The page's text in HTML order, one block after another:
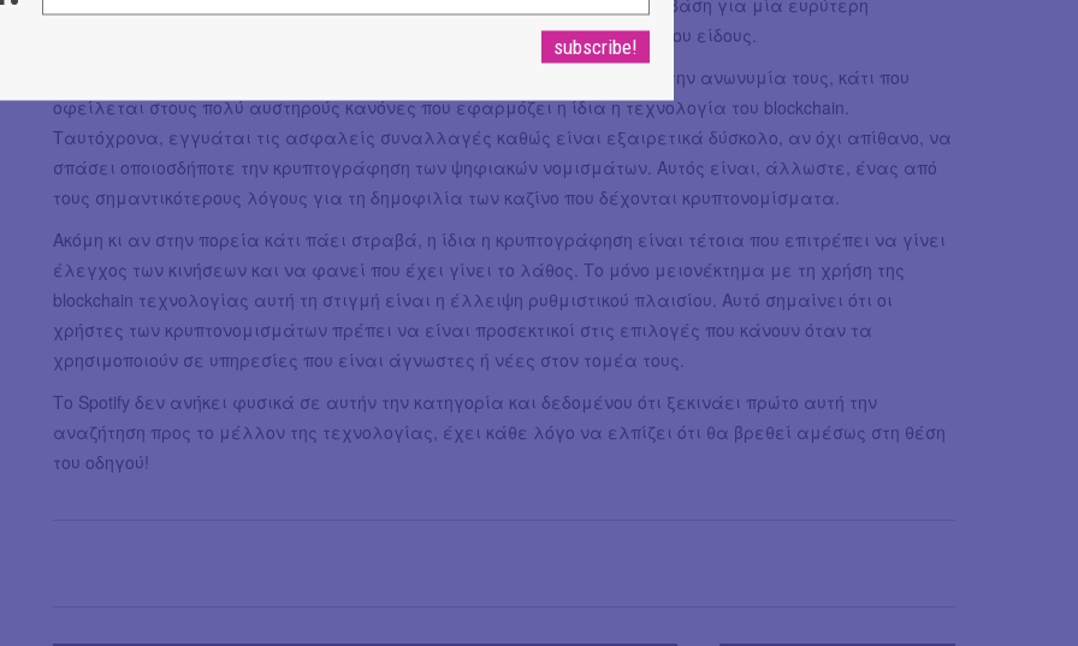
ανάπτυξη διαφόρων τομέων που μπορούν να δεχτούν πληρωμές αυτού του είδους.
Παράλληλα, οι χρήστες των υπηρεσιών θα είναι σε θέση να διατηρούν την ανωνυμία τους, κάτι που
οφείλεται στους πολύ αυστηρούς κανόνες που εφαρμόζει η ίδια η τεχνολογία του blockchain.
Ταυτόχρονα, εγγυάται τις ασφαλείς συναλλαγές καθώς είναι εξαιρετικά δύσκολο, αν όχι απίθανο, να
σπάσει οποιοσδήποτε την κρυπτογράφηση των ψηφιακών νομισμάτων. Αυτός είναι, άλλωστε, ένας από
τους σημαντικότερους λόγους για τη δημοφιλία των καζίνο που δέχονται κρυπτονομίσματα.
Ακόμη κι αν στην πορεία κάτι πάει στραβά, η ίδια η κρυπτογράφηση είναι τέτοια που επιτρέπει να γίνει
έλεγχος των κινήσεων και να φανεί που έχει γίνει το λάθος. Το μόνο μειονέκτημα με τη χρήση της
blockchain τεχνολογίας αυτή τη στιγμή είναι η έλλειψη ρυθμιστικού πλαισίου. Αυτό σημαίνει ότι οι
χρήστες των κρυπτονομισμάτων πρέπει να είναι προσεκτικοί στις επιλογές που κάνουν όταν τα
χρησιμοποιούν σε υπηρεσίες που είναι άγνωστες ή νέες στον τομέα τους.
Το Spotify δεν ανήκει φυσικά σε αυτήν την κατηγορία και δεδομένου ότι ξεκινάει πρώτο αυτή την
αναζήτηση προς το μέλλον της τεχνολογίας, έχει κάθε λόγο να ελπίζει ότι θα βρεθεί αμέσως στη θέση
του οδηγού!